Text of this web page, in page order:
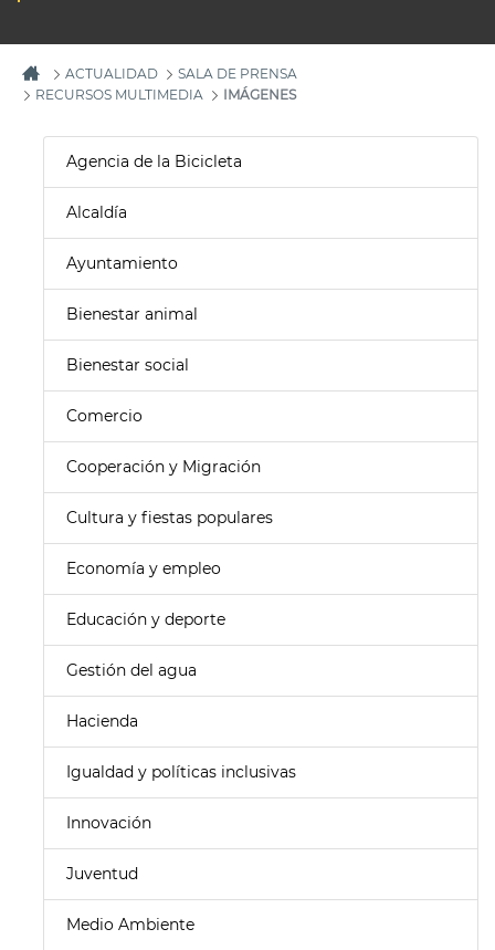
ACTUALIDAD
SALA DE PRENSA
RECURSOS MULTIMEDIA
IMÁGENES
Agencia de la Bicicleta
Alcaldía
Ayuntamiento
Bienestar animal
Bienestar social
Comercio
Cooperación y Migración
Cultura y fiestas populares
Economía y empleo
Educación y deporte
Gestión del agua
Hacienda
Igualdad y políticas inclusivas
Innovación
Juventud
Medio Ambiente